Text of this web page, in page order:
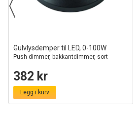
Gulvlysdemper til LED, 0-100W
Push-dimmer, bakkantdimmer, sort
382 kr
Legg i kurv